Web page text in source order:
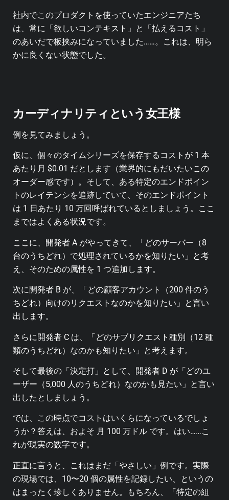
社内でこのプロダクトを使っていたエンジニアたち
は、常に「欲しいコンテキスト」と「払えるコスト」
のあいだで板挟みになっていました……。これは、明ら
かに良くない状態でした。
カーディナリティという女王様
例を見てみましょう。
仮に、個々のタイムシリーズを保存するコストが 1 本
あたり月 $0.01 だとします（業界的にもだいたいこの
オーダー感です）。そして、ある特定のエンドポイン
トのレイテンシを追跡していて、そのエンドポイント
は 1 日あたり 10 万回呼ばれているとしましょう。ここ
まではよくある状況です。
ここに、開発者 A がやってきて、「どのサーバー（8
台のうちどれ）で処理されているかを知りたい」と考
え、そのための属性を 1 つ追加します。
次に開発者 B が、「どの顧客アカウント（200 件のう
ちどれ）向けのリクエストなのかを知りたい」と言い
出します。
さらに開発者 C は、「どのサブリクエスト種別（12 種
類のうちどれ）なのかも知りたい」と考えます。
そして最後の「決定打」として、開発者 D が「どのユ
ーザー（5,000 人のうちどれ）なのかも見たい」と言い
出したとしましょう。
では、この時点でコストはいくらになっているでしょ
うか？答えは、およそ 月 100 万ドル です。はい……こ
れが現実の数字です。
正直に言うと、これはまだ「やさしい」例です。実際
の現場では、10〜20 個の属性を記録したい、というの
はまったく珍しくありません。もちろん、「特定の組